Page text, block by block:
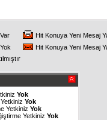
Hit Konuya Yeni Mesaj
Hit Konuya Yeni Mesaj
Yok
Yok
Yetkiniz Yok
Yetkiniz Yok